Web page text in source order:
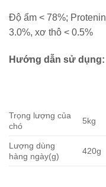
Độ ẩm < 78%;
3.0%, xơ thô < 0.5%
Hướng dẫn sử dụng:
Trọng lượng của
chó
5kg
Lượng dùng
hàng ngày(g)
420g